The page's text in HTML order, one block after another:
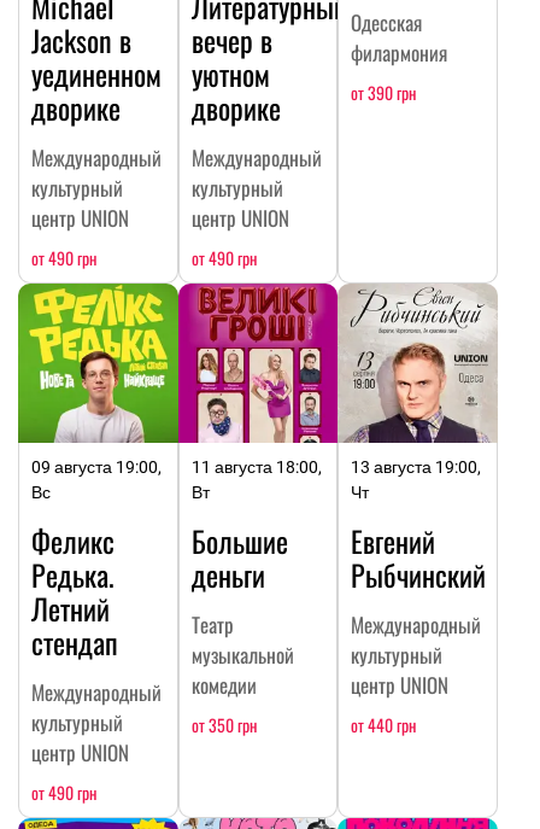
Jackson в
уединенном
дворике
Международный
культурный
центр UNION
от 490 грн
вечер в
уютном
дворике
Международный
культурный
центр UNION
от 490 грн
Одесская
филармония
от 390 грн
09 августа 19:00,
Вс
Феликс
Редька.
Летний
стендап
Международный
культурный
центр UNION
от 490 грн
11 августа 18:00,
Вт
Большие
деньги
Театр
музыкальной
комедии
от 350 грн
13 августа 19:00,
Чт
Евгений
Рыбчинский
Международный
культурный
центр UNION
от 440 грн